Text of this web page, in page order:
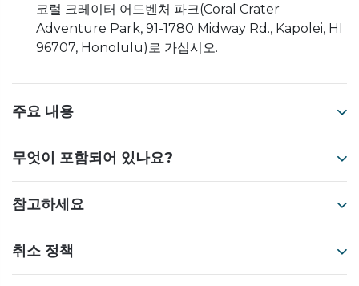
코럴 크레이터 어드벤처 파크(Coral Crater
Adventure Park, 91-1780 Midway Rd., Kapolei, HI
96707, Honolulu)로 가십시오.
주요 내용
무엇이 포함되어 있나요?
참고하세요
취소 정책